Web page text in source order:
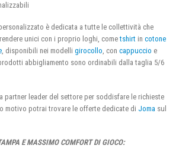
è dedicata a tutte le collettività che
unici con i proprio loghi, cometshirt in cotone
, disponibili nei modelli girocollo, con cappuccio e
abbigliamento sono ordinabili dalla taglia 5/6
partner leader del settore per soddisfare le richieste
motivo potrai trovare le offerte dedicate di Joma sul
E MASSIMO COMFORT DI GIOCO: